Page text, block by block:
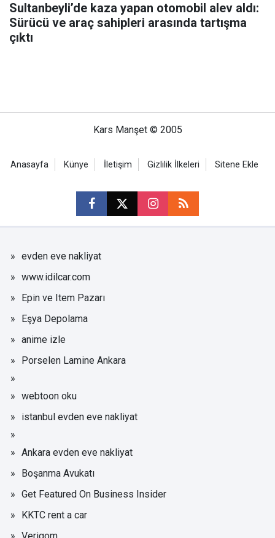
Sultanbeyli’de kaza yapan otomobil alev aldı:
Sürücü ve araç sahipleri arasında tartışma
çıktı
Kars Manşet © 2005
Anasayfa Künye İletişim Gizlilik İlkeleri Sitene Ekle
evden eve nakliyat
www.idilcar.com
Epin ve Item Pazarı
Eşya Depolama
anime izle
Porselen Lamine Ankara
webtoon oku
istanbul evden eve nakliyat
Ankara evden eve nakliyat
Boşanma Avukatı
Get Featured On Business Insider
KKTC rent a car